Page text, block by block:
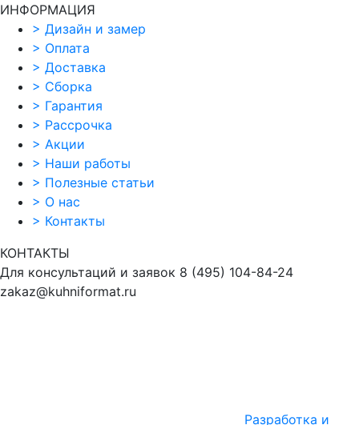
ИНФОРМАЦИЯ
> Дизайн и замер
> Оплата
> Доставка
> Сборка
> Гарантия
> Рассрочка
> Акции
> Наши работы
> Полезные статьи
> О нас
> Контакты
КОНТАКТЫ
Для консультаций и заявок 8 (495) 104-84-24
zakaz@kuhniformat.ru
Разработка и